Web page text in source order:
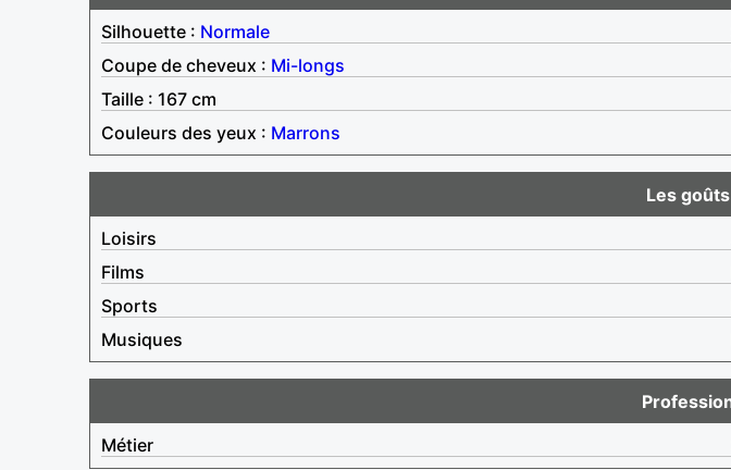
Silhouette : Normale
Coupe de cheveux : Mi-longs
Taille : 167 cm
Couleurs des yeux : Marrons
Les
Loisirs
Films
Sports
Musiques
Métier